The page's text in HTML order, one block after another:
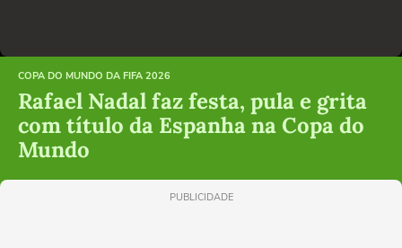
COPA DO MUNDO DA FIFA 2026
Rafael Nadal faz festa, pula e grita
com título da Espanha na Copa do
Mundo
PUBLICIDADE